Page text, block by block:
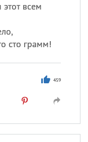
всем
сто грамм!
459